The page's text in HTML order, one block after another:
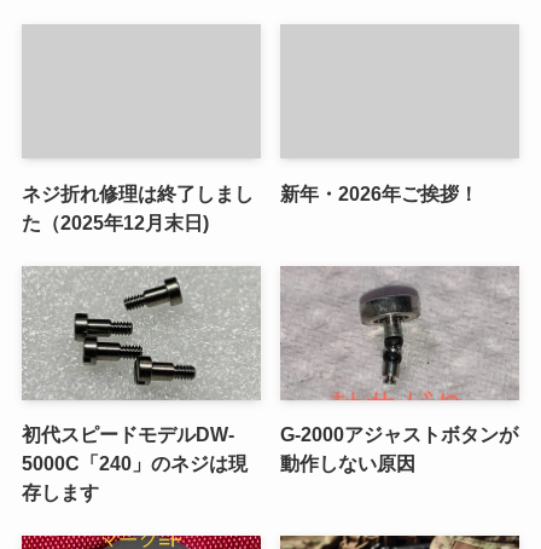
ネジ折れ修理は終了しまし
た（2025年12月末日)
新年・2026年ご挨拶！
初代スピードモデルDW-
5000C「240」のネジは現
存します
G-2000アジャストボタンが
動作しない原因